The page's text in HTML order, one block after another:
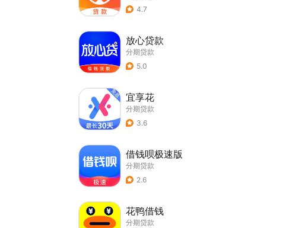
4.7
放心贷款
分期贷款
5.0
宜享花
分期贷款
3.6
借钱呗极速版
分期贷款
2.6
花鸭借钱
分期贷款